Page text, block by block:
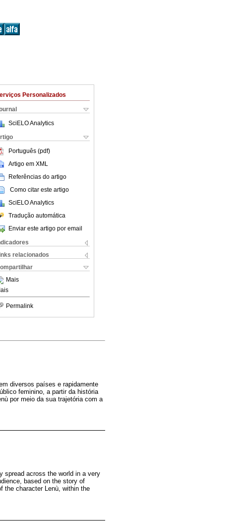
Personalizados
SciELO Analytics
Português (pdf)
Artigo em XML
Referências do artigo
Como citar este artigo
SciELO Analytics
Tradução automática
Enviar este artigo por email
relacionados
Mais
Permalink
diversos países e rapidamente
feminino, a partir da história
por meio da sua trajetória com a
spread across the world in a very
based on the story of
the character Lenù, within the